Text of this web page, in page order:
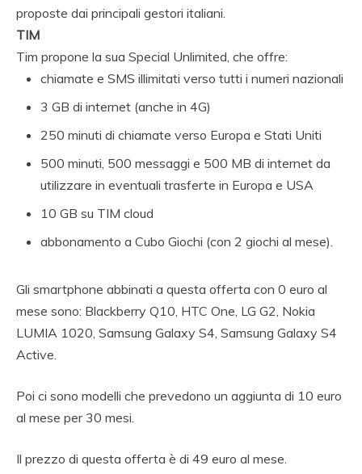
proposte dai principali gestori italiani.
TIM
Tim propone la sua Special Unlimited, che offre:
chiamate e SMS illimitati verso tutti i numeri nazionali
3 GB di internet (anche in 4G)
250 minuti di chiamate verso Europa e Stati Uniti
500 minuti, 500 messaggi e 500 MB di internet da
utilizzare in eventuali trasferte in Europa e USA
10 GB su TIM cloud
abbonamento a Cubo Giochi (con 2 giochi al mese).
Gli smartphone abbinati a questa offerta con 0 euro al
mese sono: Blackberry Q10, HTC One, LG G2, Nokia
LUMIA 1020, Samsung Galaxy S4, Samsung Galaxy S4
Active.
Poi ci sono modelli che prevedono un aggiunta di 10 euro
al mese per 30 mesi.
Il prezzo di questa offerta è di 49 euro al mese.